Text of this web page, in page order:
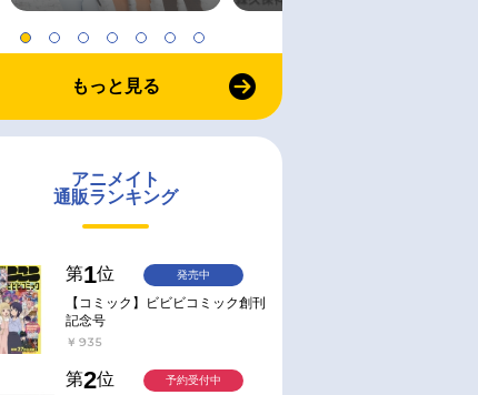
もっと見る
アニメイト
通販ランキング
第1位
【コミック】ビビビコミック創刊
記念号
￥935
発売中
第2位 予約受付中